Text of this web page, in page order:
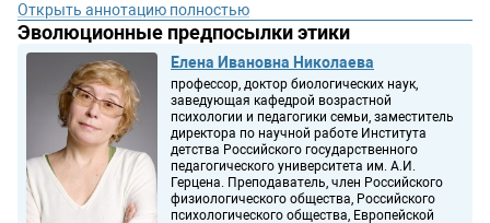
Открыть аннотацию полностью
Эволюционные предпосылки этики
Елена Ивановна Николаева
профессор, доктор биологических наук,
заведующая кафедрой возрастной
психологии и педагогики семьи, заместитель
директора по научной работе Института
детства Российского государственного
педагогического университета им. А.И.
Герцена. Преподаватель, член Российского
физиологического общества, Российского
психологического общества, Европейской